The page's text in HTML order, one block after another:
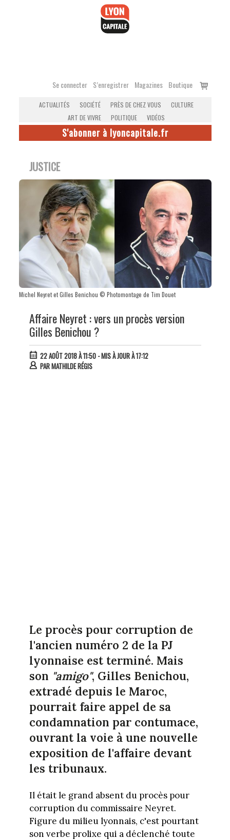
Se connecter S’enregistrer Magazines Boutique
Voir
ACTUALITÉS SOCIÉTÉ PRÈS DE CHEZ VOUS
CULTURE
ART DE VIVRE
POLITIQUE VIDÉOS
S'abonner à lyoncapitale.fr
JUSTICE
Michel Neyret et Gilles Benichou © Photomontage de Tim Douet
Affaire Neyret : vers un procès version
Gilles Benichou ?
22 AOÛT 2018 À 11:50- MIS À JOUR À 17:12
PARMATHILDE RÉGIS
Le procès pour corruption de
l'ancien numéro 2 de la PJ
lyonnaise est terminé. Mais
son "amigo", Gilles Benichou,
extradé depuis le Maroc,
pourrait faire appel de sa
condamnation par contumace,
ouvrant la voie à une nouvelle
exposition de l'affaire devant
les tribunaux.
Il était le grand absent du procès pour
corruption du commissaire Neyret.
Figure du milieu lyonnais, c'est pourtant
son verbe prolixe qui a déclenché toute